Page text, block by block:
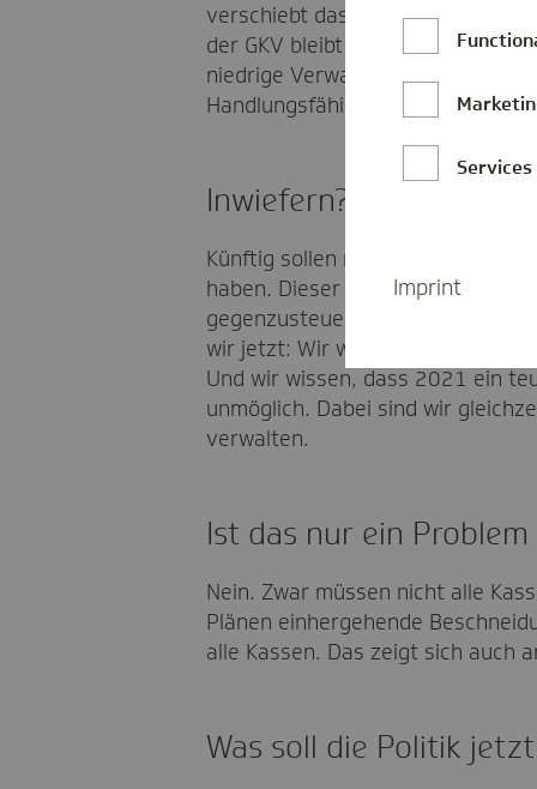
verschiebt das Problem jedoch
der GKV bleibt aber. Gleichzeitig
niedrige Verwaltungskosten
Handlungsfähigkeit einschränkt,
Inwiefern?
Künftig sollen nur noch Kassen
haben. Dieser Zusatzbeitrag ist
gegenzusteuern, wenn sich die
wir jetzt: Wir wissen, dass wir
Und wir wissen, dass 2021 ein
unmöglich. Dabei sind wir
verwalten.
Ist das nur ein Problem
Nein. Zwar müssen nicht alle
Plänen einhergehende
alle Kassen. Das zeigt sich auch
Was soll die Politik
Services
Imprint